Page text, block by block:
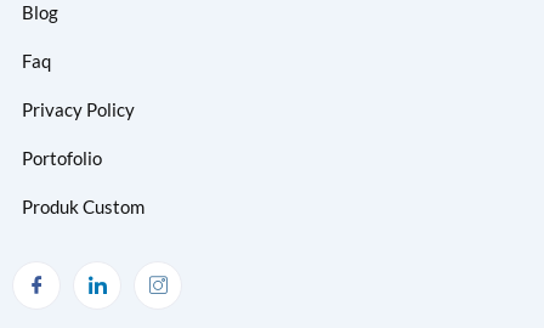
Blog
Faq
Privacy Policy
Portofolio
Produk Custom